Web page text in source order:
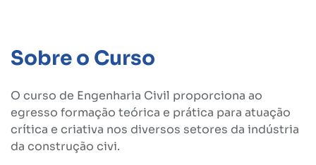
Sobre o Curso
O curso de Engenharia Civil proporciona ao
egresso formação teórica e prática para atuação
crítica e criativa nos diversos setores da indústria
da construção civi.